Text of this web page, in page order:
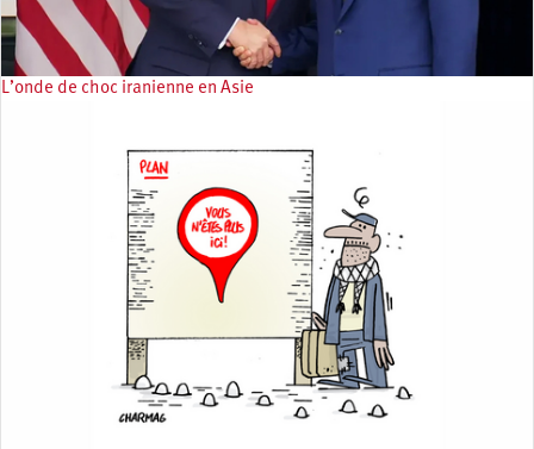
L’onde de choc iranienne en Asie